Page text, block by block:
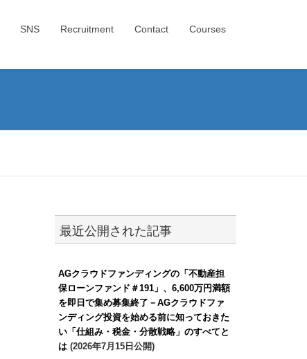
SNS Recruitment Contact Courses
最近公開された記事
AGクラウドファンディングの「不動産担
保ローンファンド＃191」、6,600万円満額
を即日で集め募集終了－AGクラウドファ
ンディング投資を始める前に知っておきた
い「仕組み・税金・分散戦略」のすべてと
は(2026年7月15日公開)